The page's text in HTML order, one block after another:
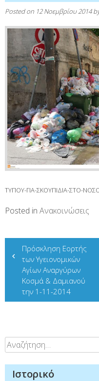
Posted on 12 Νοεμβρίου 2014
ΤΥΠΟΥ-ΓΙΑ-ΣΚΟΥΠΙΔΙΑ-ΣΤΟ-
Posted in Ανακοινώσεις
Πλοήγηση
άρθρων
Πρόσκληση Εορτής
των Υγειονομικών
Αγίων Αναργύρων
Κοσμά & Δαμιανού
την 1-11-2014
Αναζήτηση
για:
Ιστορικό